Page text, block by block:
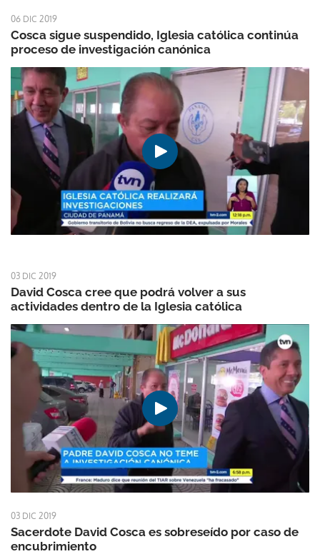
06 DIC 2019
Cosca sigue suspendido, Iglesia católica continúa
proceso de investigación canónica
03 DIC 2019
David Cosca cree que podrá volver a sus
actividades dentro de la Iglesia católica
03 DIC 2019
Sacerdote David Cosca es sobreseído por caso de
encubrimiento